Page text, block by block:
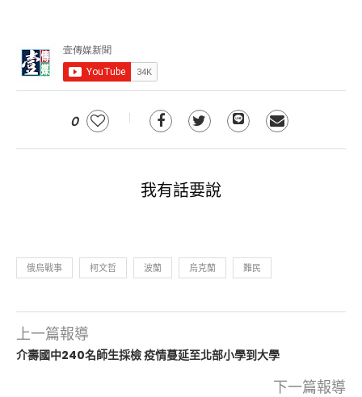
0
我有話要說
俄烏戰事 柯文哲 波蘭 烏克蘭 難民
上一篇報導
介壽國中240名師生採檢 疫情蔓延至北部小學到大學
下一篇報導